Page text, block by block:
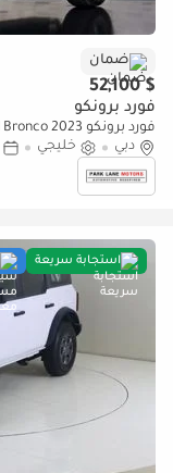
ضمان
$ 52,100
فورد برونكو
فورد برونكو Ford Bronco 2023
دبي
خليجي
استجابة سريعة